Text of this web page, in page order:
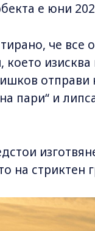
е юни
че
което
отправи
пари“ и
на